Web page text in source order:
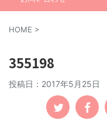
HOME >
355198
投稿日： 2017年5月25日